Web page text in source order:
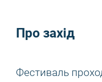
Про захід
Фестиваль